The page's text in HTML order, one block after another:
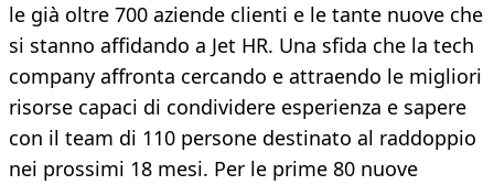
le già oltre 700 aziende clienti e le tante nuove che
si stanno affidando a Jet HR. Una sfida che la tech
company affronta cercando e attraendo le migliori
risorse capaci di condividere esperienza e sapere
con il team di 110 persone destinato al raddoppio
nei prossimi 18 mesi. Per le prime 80 nuove